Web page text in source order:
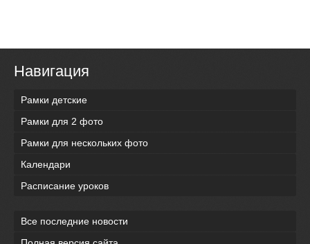
Навигация
Рамки детские
Рамки для 2 фото
Рамки для нескольких фото
Календари
Расписание уроков
Все последние новости